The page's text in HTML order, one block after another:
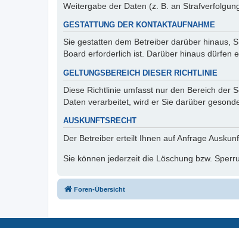
Weitergabe der Daten (z. B. an
GESTATTUNG DER KONTAKTAUFNAHME
Sie gestatten dem Betreiber darüber hinaus,
Board erforderlich ist. Darüber hinaus dürfen
GELTUNGSBEREICH DIESER RICHTLINIE
Diese Richtlinie umfasst nur den Bereich der
Daten verarbeitet, wird er Sie darüber
AUSKUNFTSRECHT
Der Betreiber erteilt Ihnen auf Anfrage
Sie können jederzeit die Löschung bzw.
Foren-Übersicht